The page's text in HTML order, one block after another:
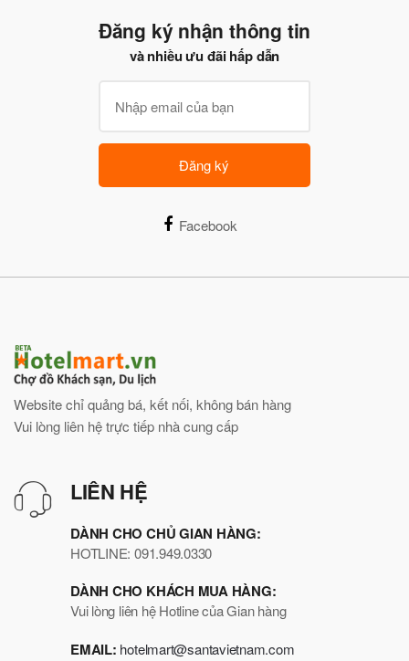
Đăng ký nhận thông tin
và nhiều ưu đãi hấp dẫn
Đăng ký
Facebook
Website chỉ quảng bá, kết nối, không bán hàng
Vui lòng liên hệ trực tiếp nhà cung cấp
LIÊN HỆ
DÀNH CHO CHỦ GIAN HÀNG:
HOTLINE: 091.949.0330
DÀNH CHO KHÁCH MUA HÀNG:
Vui lòng liên hệ Hotline của Gian hàng
EMAIL: hotelmart@santavietnam.com